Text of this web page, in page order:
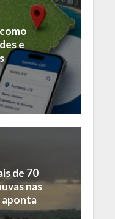
e
de 70
nas
aponta